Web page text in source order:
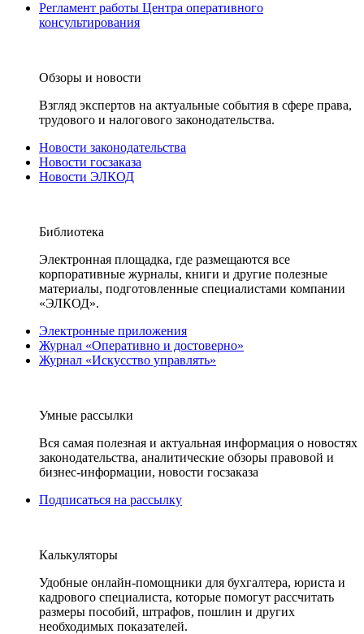
Регламент работы Центра оперативного
консультирования
Обзоры и новости
Взгляд экспертов на актуальные события в сфере права,
трудового и налогового законодательства.
Новости законодательства
Новости госзаказа
Новости ЭЛКОД
Библиотека
Электронная площадка, где размещаются все
корпоративные журналы, книги и другие полезные
материалы, подготовленные специалистами компании
«ЭЛКОД».
Электронные приложения
Журнал «Оперативно и достоверно»
Журнал «Искусство управлять»
Умные рассылки
Вся самая полезная и актуальная информация о новостях
законодательства, аналитические обзоры правовой и
бизнес-информации, новости госзаказа
Подписаться на рассылку
Калькуляторы
Удобные онлайн-помощники для бухгалтера, юриста и
кадрового специалиста, которые помогут рассчитать
размеры пособий, штрафов, пошлин и других
необходимых показателей.